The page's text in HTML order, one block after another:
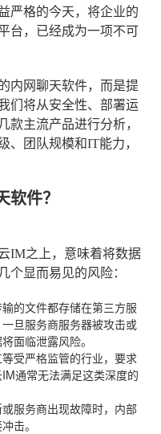
严格的今天，将企业的
台，已经成为一项不可
内网聊天软件，而是提
们将从安全性、部署运
款主流产品进行分析，
、团队规模和IT能力，
件？
IM之上，意味着将数据
个显而易见的风险：
的文件都存储在第三方服
旦服务商服务器被攻击或
面临泄露风险。
受严格监管的行业，要求
通常无法满足这类深度的
服务商出现故障时，内部
击。